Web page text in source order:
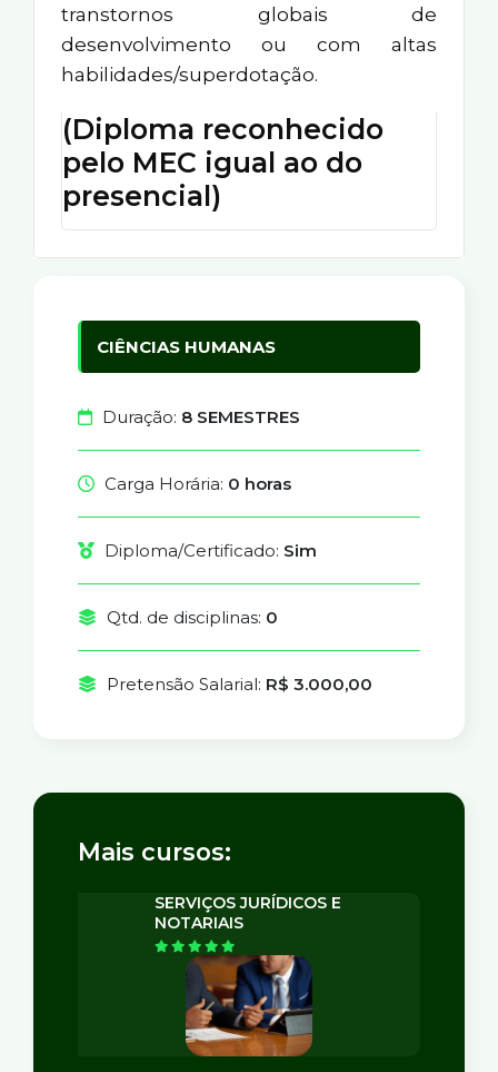
CIÊNCIAS HUMANAS
Duração: 8 SEMESTRES
Carga Horária: 0 horas
Diploma/Certificado: Sim
Qtd. de disciplinas: 0
Pretensão Salarial: R$ 3.000,00
Mais cursos:
SERVIÇOS JURÍDICOS E
NOTARIAIS
transtornos globais de
desenvolvimento ou com altas
habilidades/superdotação.
(Diploma reconhecido
pelo MEC igual ao do
presencial)